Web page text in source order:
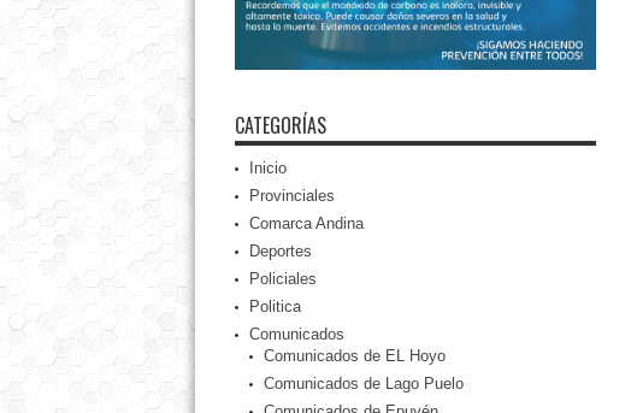
CATEGORÍAS
Inicio
Provinciales
Comarca Andina
Deportes
Policiales
Politica
Comunicados
Comunicados de EL Hoyo
Comunicados de Lago Puelo